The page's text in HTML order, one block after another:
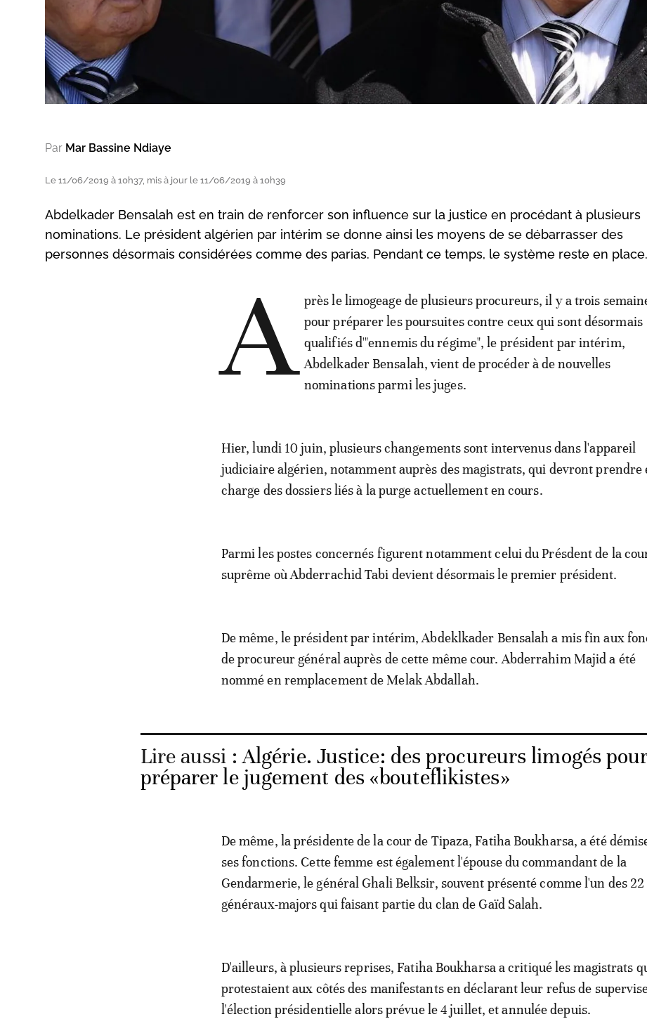
Par Mar Bassine Ndiaye
Le 11/06/2019 à 10h37, mis à jour le 11/06/2019 à 10h39
Abdelkader Bensalah est en train de renforcer son influence sur la justice en procédant à plusieurs
nominations. Le président algérien par intérim se donne ainsi les moyens de se débarrasser des
personnes désormais considérées comme des parias. Pendant ce temps, le système reste en place.
A près le limogeage de plusieurs procureurs, il y a trois
pour préparer les poursuites contre ceux qui sont désormais
qualifiés d'"ennemis du régime", le président par intérim,
Abdelkader Bensalah, vient de procéder à de nouvelles
nominations parmi les juges.
Hier, lundi 10 juin, plusieurs changements sont intervenus dans l'appareil
judiciaire algérien, notamment auprès des magistrats, qui devront prendre
charge des dossiers liés à la purge actuellement en cours.
Parmi les postes concernés figurent notamment celui du Présdent de la
suprême où Abderrachid Tabi devient désormais le premier président.
De même, le président par intérim, Abdeklkader Bensalah a mis fin aux
de procureur général auprès de cette même cour. Abderrahim Majid a été
nommé en remplacement de Melak Abdallah.
Lire aussi :Algérie. Justice: des procureurs limogés
préparer le jugement des «bouteflikistes»
De même, la présidente de la cour de Tipaza, Fatiha Boukharsa, a été
ses fonctions. Cette femme est également l'épouse du commandant de la
Gendarmerie, le général Ghali Belksir, souvent présenté comme l'un des 22
généraux-majors qui faisant partie du clan de Gaïd Salah.
D'ailleurs, à plusieurs reprises, Fatiha Boukharsa a critiqué les magistrats
protestaient aux côtés des manifestants en déclarant leur refus de
l'élection présidentielle alors prévue le 4 juillet, et annulée depuis.